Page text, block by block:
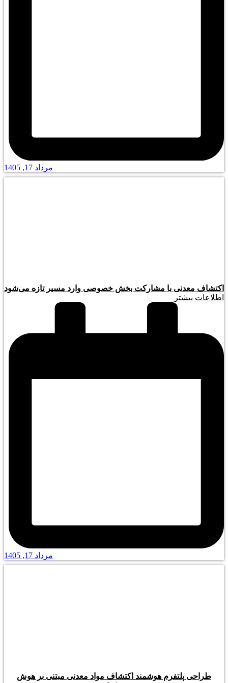
مرداد 17, 1405
اکتشاف معدنی با مشارکت بخش خصوصی وارد مسیر تازه می‌شود
اطلاعات بیشتر
مرداد 17, 1405
طراحی پلتفرم هوشمند اکتشاف مواد معدنی مبتنی بر هوش